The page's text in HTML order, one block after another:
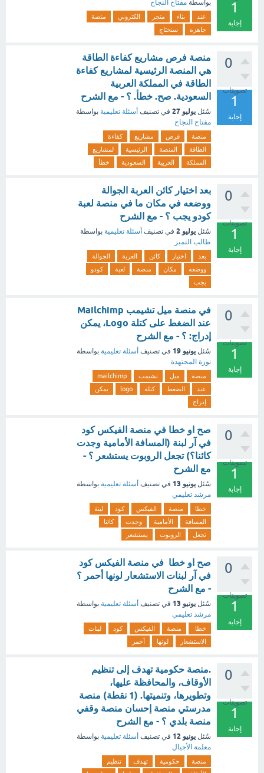
1
إجابة
بواسطة مفتاح النجاح
عند بناء متجر الكتروني
منصة
جاهزه
سنحتاج
0
تصويتات
1
إجابة
منصة فرص مشاريع كفاءة الطاقة
هي المنصة الرئيسية لمشاريع كفاءة
الطاقة في المملكة العربية
السعودية. صح. خطأ. ؟ - مع الشرح
سُئل يوليو 27 في تصنيف أسئلة تعليمية بواسطة
مفتاح النجاح
منصة فرص مشاريع
كفاءة
الطاقة
المنصة الرئيسية
لمشاريع
المملكة
العربية السعودية خطأ
0
تصويتات
1
إجابة
بعد اختيار كائن العربة الجوالة
ووضعه في مكان ما في منصة لعبة
كودو يجب ؟ - مع الشرح
سُئل يوليو 2 في تصنيف أسئلة تعليمية بواسطة
طالب التميز
بعد اختيار كائن العربة
الجوالة
ووضعه
مكان منصة لعبة
كودو
يجب
0
تصويتات
1
إجابة
في منصة ميل تشيمب Mailchimp
عند الضغط على كتلة Logo، يمكن
إدراج: ؟ - مع الشرح
سُئل يونيو 19 في تصنيف أسئلة تعليمية بواسطة
نورة المجتهدة
منصة ميل تشيمب
mailchimp
عند
الضغط كتلة logo
يمكن
إدراج
0
تصويتات
1
إجابة
صح او خطا في منصة الفيكس كود
في آر لبنة (المسافة الأمامية وجدت
كائنا؟) تجعل الروبوت يستشعر ؟ -
مع الشرح
سُئل يونيو 13 في تصنيف أسئلة تعليمية بواسطة
مرشد تعليمي
خطا منصة الفيكس كود
لبنة
المسافة
الأمامية وجدت
كائنا
تجعل
الروبوت يستشعر
0
تصويتات
1
إجابة
صح او خطا في منصة الفيكس كود
في آر لبنات الاستشعار لونها أحمر ؟
- مع الشرح
سُئل يونيو 13 في تصنيف أسئلة تعليمية بواسطة
مرشد تعليمي
خطا منصة الفيكس كود
لبنات
الاستشعار
لونها أحمر
0
تصويتات
1
إجابة
.منصة حكومية تهدف إلى تنظيم
الأوقاف، والمحافظة عليها،
وتطويرها، وتنميتها. (1 نقطة) منصة
مدرستي منصة إحسان منصة وقفي
منصة بلدي ؟ - مع الشرح
سُئل يونيو 12 في تصنيف أسئلة تعليمية بواسطة
معلمة الأجيال
منصة حكومية تهدف
تنظيم